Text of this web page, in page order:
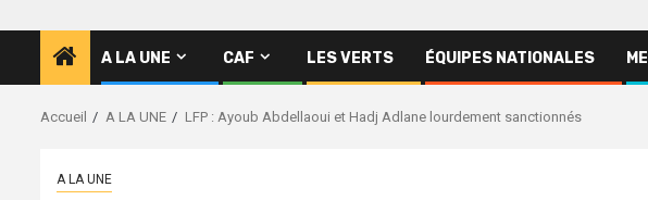
A LA UNE CAF LES VERTS ÉQUIPES NATIONALES
Accueil A LA UNE LFP : Ayoub Abdellaoui et Hadj Adlane lourdement sanctionnés
A LA UNE